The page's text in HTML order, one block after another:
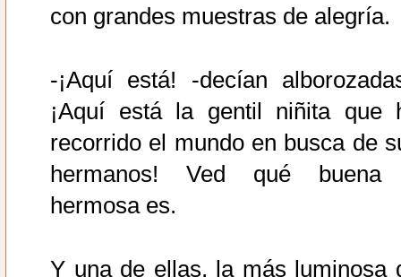
con grandes muestras de alegría.
-¡Aquí está! -decían
¡Aquí está la gentil niñita que
recorrido el mundo en busca de
hermanos! Ved qué
hermosa es.
Y una de ellas, la más luminosa